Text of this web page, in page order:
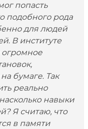
попасть
подобного рода
для людей
В институте
огромное
бумаге. Так
реально
навыки
Я считаю, что
в памяти